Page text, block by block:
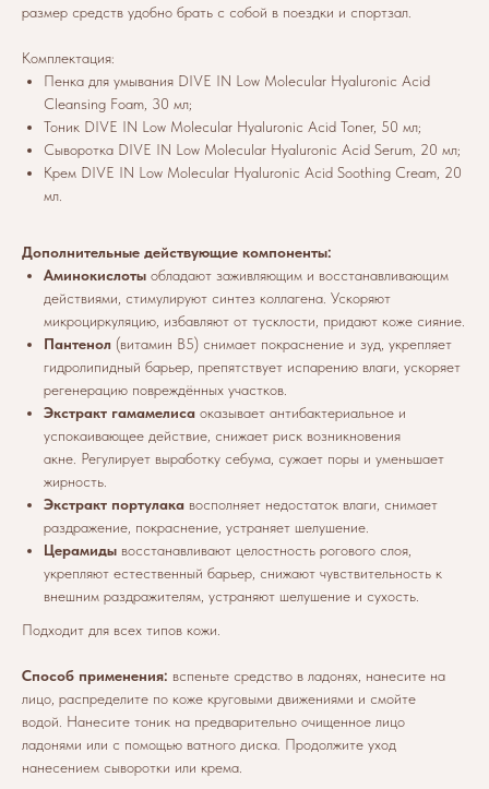
размер средств удобно брать с собой в поездки и спортзал.
Комплектация:
Пенка для умывания DIVE IN Low Molecular Hyaluronic Acid
Cleansing Foam, 30 мл;
Тоник DIVE IN Low Molecular Hyaluronic Acid Toner, 50 мл;
Сыворотка DIVE IN Low Molecular Hyaluronic Acid Serum, 20 мл;
Крем DIVE IN Low Molecular Hyaluronic Acid Soothing Cream, 20
мл.
Дополнительные действующие компоненты:
Аминокислоты обладают заживляющим и восстанавливающим
действиями, стимулируют синтез коллагена. Ускоряют
микроциркуляцию, избавляют от тусклости, придают коже сияние.
Пантенол (витамин B5) снимает покраснение и зуд, укрепляет
гидролипидный барьер, препятствует испарению влаги, ускоряет
регенерацию повреждённых участков.
Экстракт гамамелиса оказывает антибактериальное и
успокаивающее действие, снижает риск возникновения
акне. Регулирует выработку себума, сужает поры и уменьшает
жирность.
Экстракт портулака восполняет недостаток влаги, снимает
раздражение, покраснение, устраняет шелушение.
Церамиды восстанавливают целостность рогового слоя,
укрепляют естественный барьер, снижают чувствительность к
внешним раздражителям, устраняют шелушение и сухость.
Подходит для всех типов кожи.
Способ применения: вспеньте средство в ладонях, нанесите на
лицо, распределите по коже круговыми движениями и смойте
водой. Нанесите тоник на предварительно очищенное лицо
ладонями или с помощью ватного диска. Продолжите уход
нанесением сыворотки или крема.